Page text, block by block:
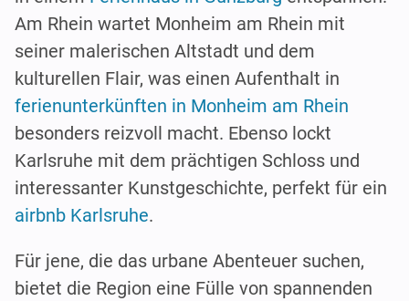
Am Rhein wartet Monheim am Rhein mit
seiner malerischen Altstadt und dem
kulturellen Flair, was einen Aufenthalt in
ferienunterkünften in Monheim am Rhein
besonders reizvoll macht. Ebenso lockt
Karlsruhe mit dem prächtigen Schloss und
interessanter Kunstgeschichte, perfekt für ein
airbnb Karlsruhe.
Für jene, die das urbane Abenteuer suchen,
bietet die Region eine Fülle von spannenden